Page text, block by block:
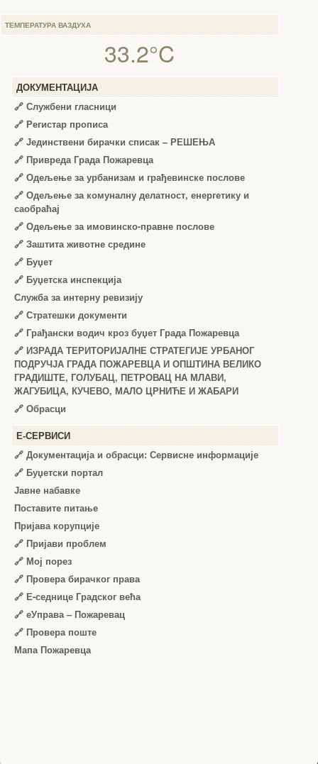
ТЕМПЕРАТУРА ВАЗДУХА
33.2°C
ДОКУМЕНТАЦИЈА
🔗 Службени гласници
🔗 Регистар прописа
🔗 Јединствени бирачки списак – РЕШЕЊА
🔗 Привреда Града Пожаревца
🔗 Одељење за урбанизам и грађевинске послове
🔗 Одељење за комуналну делатност, енергетику и
саобраћај
🔗 Одељење за имовинско-правне послове
🔗 Заштита животне средине
🔗 Буџет
🔗 Буџетска инспекција
Служба за интерну ревизију
🔗 Стратешки документи
🔗 Грађански водич кроз буџет Града Пожаревца
🔗 ИЗРАДА ТЕРИТОРИЈАЛНЕ СТРАТЕГИЈЕ УРБАНОГ
ПОДРУЧЈА ГРАДА ПОЖАРЕВЦА И ОПШТИНА ВЕЛИКО
ГРАДИШТЕ, ГОЛУБАЦ, ПЕТРОВАЦ НА МЛАВИ,
ЖАГУБИЦА, КУЧЕВО, МАЛО ЦРНИЋЕ И ЖАБАРИ
🔗 Обрасци
Е-СЕРВИСИ
🔗 Документација и обрасци: Сервисне информације
🔗 Буџетски портал
Јавне набавке
Поставите питање
Пријава корупције
🔗 Пријави проблем
🔗 Мој порез
🔗 Провера бирачког права
🔗 Е-седнице Градског већа
🔗 еУправа – Пожаревац
🔗 Провера поште
Мапа Пожаревца